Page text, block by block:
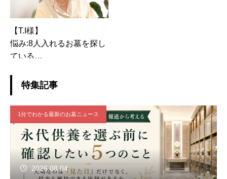
【T.I様】
悩み:8人入れるお墓を探し
ている
特集記事
1分でわかる最新のお墓ニュース
2026.08.04